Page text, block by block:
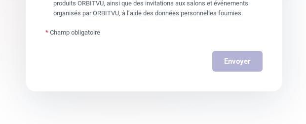
produits ORBITVU, ainsi que des invitations aux salons et événements
organisés par ORBITVU, à l’aide des données personnelles fournies.
* Champ obligatoire
Envoyer